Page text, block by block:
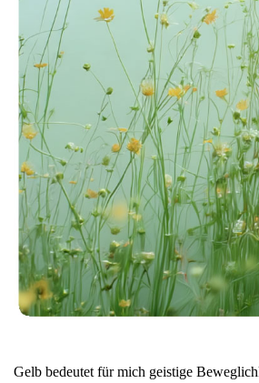
Gelb bedeutet für mich geistige